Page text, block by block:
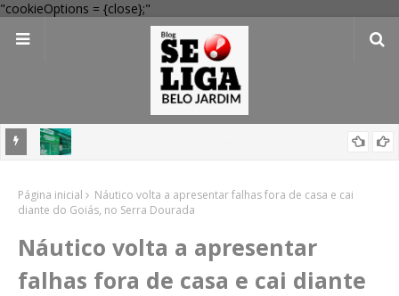
"cookieOptions = {close};"
compras
Página inicial
Náutico volta a apresentar falhas fora de casa e cai
diante do Goiás, no Serra Dourada
Náutico volta a apresentar
falhas fora de casa e cai diante